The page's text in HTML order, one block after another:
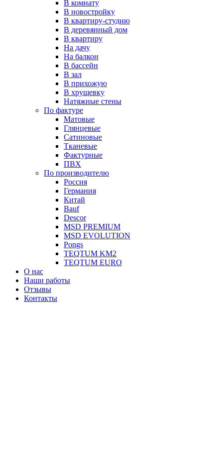
В комнату
В новостройку
В квартиру-студию
В деревянный дом
В квартиру
На дачу
На балкон
В бассейн
В зал
В прихожую
В хрущевку
Натяжные стены
По фактуре
Матовые
Глянцевые
Сатиновые
Тканевые
Фактурные
ПВХ
По производителю
Россия
Германия
Китай
Вauf
Descor
MSD PREMIUM
MSD EVOLUTION
Pongs
TEQTUM KM2
TEQTUM EURO
О нас
Наши работы
Отзывы
Контакты